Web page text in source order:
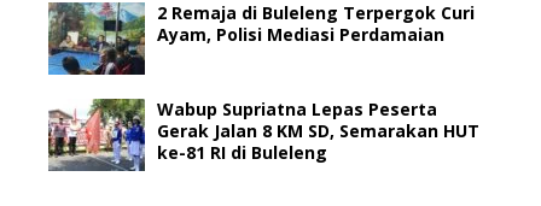
2 Remaja di Buleleng Terpergok Curi
Ayam, Polisi Mediasi Perdamaian
Wabup Supriatna Lepas Peserta
Gerak Jalan 8 KM SD, Semarakan HUT
ke-81 RI di Buleleng